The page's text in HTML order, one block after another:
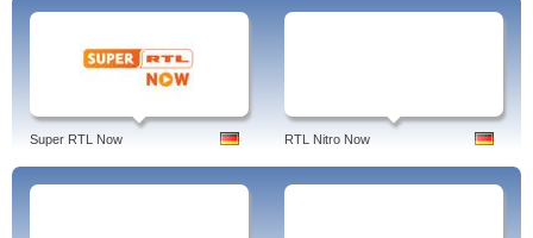
Super RTL Now RTL Nitro Now